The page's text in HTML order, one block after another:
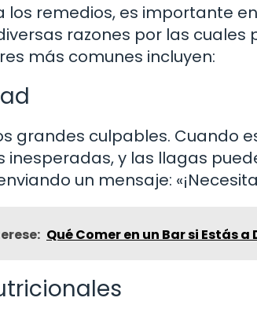
los remedios, es importante
razones por las
más comunes incluyen:
grandes culpables. Cuando
y las llagas
un mensaje:
Qué Comer en un Bar si Estás